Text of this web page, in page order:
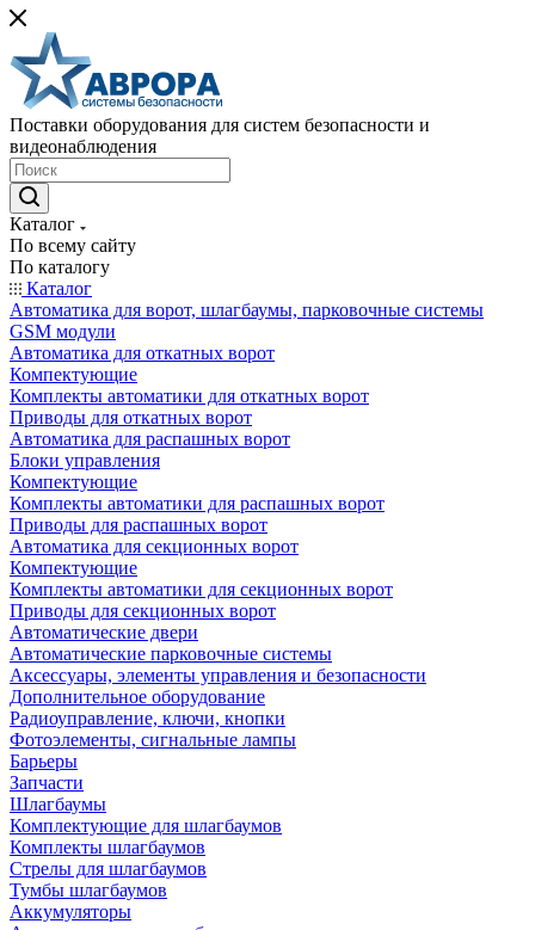
Поставки оборудования для систем безопасности и
видеонаблюдения
Каталог
По всему сайту
По каталогу
Каталог
Автоматика для ворот, шлагбаумы, парковочные системы
GSM модули
Автоматика для откатных ворот
Компектующие
Комплекты автоматики для откатных ворот
Приводы для откатных ворот
Автоматика для распашных ворот
Блоки управления
Компектующие
Комплекты автоматики для распашных ворот
Приводы для распашных ворот
Автоматика для секционных ворот
Компектующие
Комплекты автоматики для секционных ворот
Приводы для секционных ворот
Автоматические двери
Автоматические парковочные системы
Аксессуары, элементы управления и безопасности
Дополнительное оборудование
Радиоуправление, ключи, кнопки
Фотоэлементы, сигнальные лампы
Барьеры
Запчасти
Шлагбаумы
Комплектующие для шлагбаумов
Комплекты шлагбаумов
Стрелы для шлагбаумов
Тумбы шлагбаумов
Аккумуляторы